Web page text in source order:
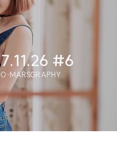
#6
·MARSGRAPHY